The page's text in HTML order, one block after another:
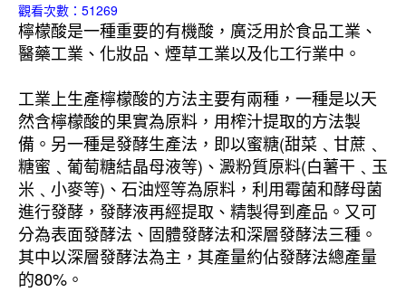
觀看次數：51269
檸檬酸是一種重要的有機酸，廣泛用於食品工業、
醫藥工業、化妝品、煙草工業以及化工行業中。
工業上生產檸檬酸的方法主要有兩種，一種是以天
然含檸檬酸的果實為原料，用榨汁提取的方法製
備。另一種是發酵生產法，即以蜜糖(甜菜﹑甘蔗﹑
糖蜜﹑葡萄糖結晶母液等)、澱粉質原料(白薯干﹑玉
米﹑小麥等)、石油烴等為原料，利用霉菌和酵母菌
進行發酵，發酵液再經提取、精製得到產品。又可
分為表面發酵法、固體發酵法和深層發酵法三種。
其中以深層發酵法為主，其產量約佔發酵法總產量
的80%。